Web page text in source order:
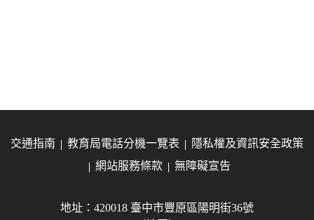
交通指南 教育局電話分機一覽表
隱私權及資訊安全政策
網站服務條款
無障礙宣告
地址：420018 臺中市豐原區陽明街36號